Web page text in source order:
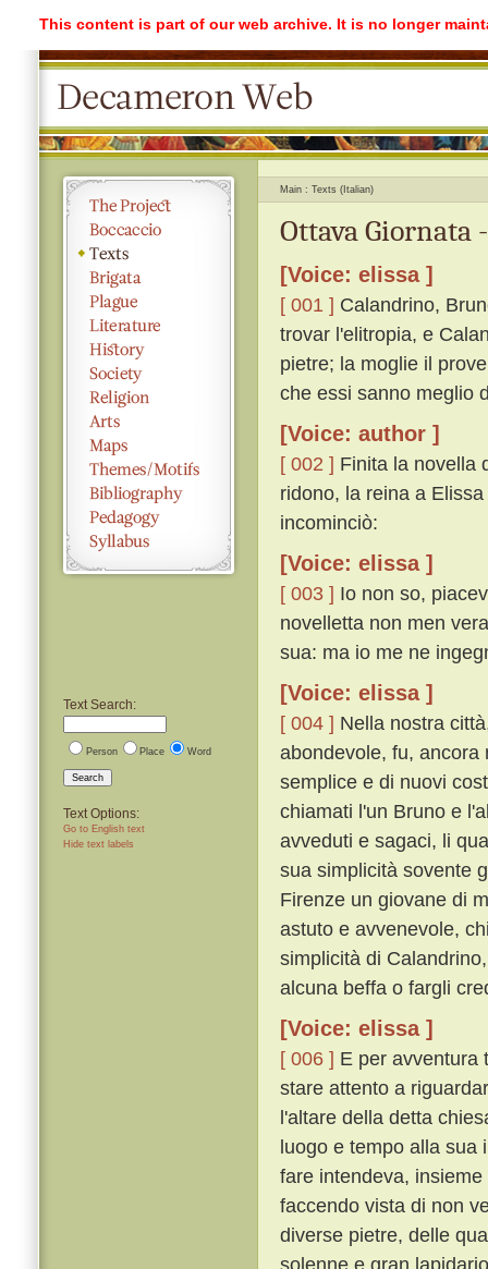
This content is part of our web archive. It is no longer
Text Search:
Person Place Word
Search
Text Options:
Go to English text
Hide text labels
Main Texts (Italian)
Ottava Giornata
[Voice: elissa ]
[ 001 ] Calandrino,
trovar l'elitropia, e
pietre; la moglie il
che essi sanno meglio
[Voice: author ]
[ 002 ] Finita la novella
ridono, la reina a
incominciò:
[Voice: elissa ]
[ 003 ] Io non so,
novelletta non men
sua: ma io me ne
[Voice: elissa ]
[ 004 ] Nella nostra
abondevole, fu, ancora
semplice e di nuovi
chiamati l'un Bruno e
avveduti e sagaci, li
sua simplicità sovente
Firenze un giovane di
astuto e avvenevole,
simplicità di
alcuna beffa o fargli
[Voice: elissa ]
[ 006 ] E per avventura
stare attento a
l'altare della detta
luogo e tempo alla sua
fare intendeva,
faccendo vista di non
diverse pietre, delle
solenne e gran